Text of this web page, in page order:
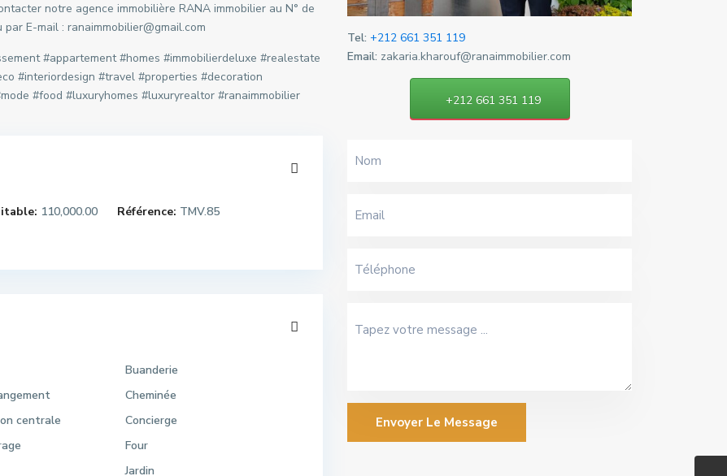
notre agence immobilière RANA immobilier au N° de
E-mail : ranaimmobilier@gmail.com
#appartement #homes #immobilierdeluxe #realestate
#interiordesign #travel #properties #decoration
#food #luxuryhomes #luxuryrealtor #ranaimmobilier
110,000.00
Référence: TMV.85
Buanderie
Cheminée
centrale
Concierge
Four
Jardin
Tel: +212 661 351 119
Email: zakaria.kharouf@ranaimmobilier.com
+212 661 351 119
Envoyer Le Message